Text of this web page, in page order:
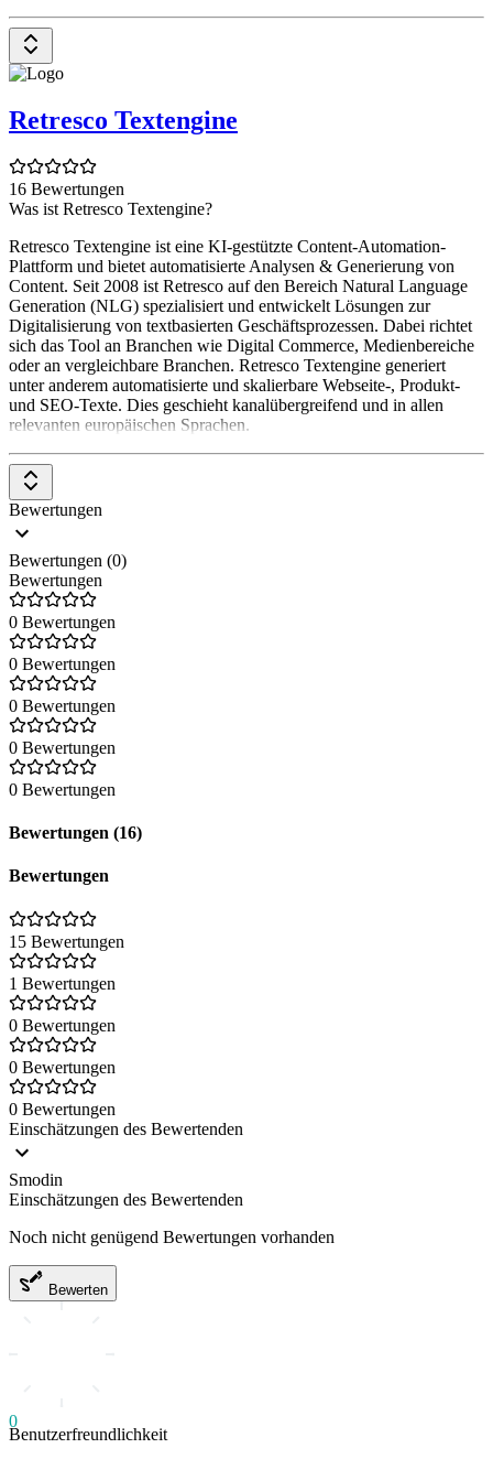
Retresco Textengine
16 Bewertungen
Was ist Retresco Textengine?
Retresco Textengine ist eine KI-gestützte Content-Automation-
Plattform und bietet automatisierte Analysen & Generierung von
Content. Seit 2008 ist Retresco auf den Bereich Natural Language
Generation (NLG) spezialisiert und entwickelt Lösungen zur
Digitalisierung von textbasierten Geschäftsprozessen. Dabei richtet
sich das Tool an Branchen wie Digital Commerce, Medienbereiche
oder an vergleichbare Branchen. Retresco Textengine generiert
unter anderem automatisierte und skalierbare Webseite-, Produkt-
und SEO-Texte. Dies geschieht kanalübergreifend und in allen
relevanten europäischen Sprachen.
Bewertungen
Bewertungen (0)
Bewertungen
0 Bewertungen
0 Bewertungen
0 Bewertungen
0 Bewertungen
0 Bewertungen
Bewertungen (16)
Bewertungen
15 Bewertungen
1 Bewertungen
0 Bewertungen
0 Bewertungen
0 Bewertungen
Einschätzungen des Bewertenden
Smodin
Einschätzungen des Bewertenden
Noch nicht genügend Bewertungen vorhanden
Bewerten
0
Benutzerfreundlichkeit